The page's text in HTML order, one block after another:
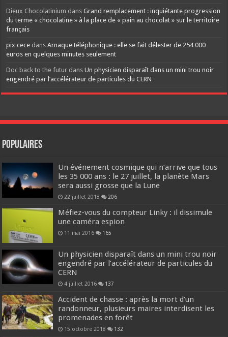
Dieux Chocolatinium dansGrand remplacement : inquiétante progression
du terme « chocolatine » à la place de « pain au chocolat » sur le territoire
français
pix cece dansArnaque téléphonique : elle se fait délester de 254 000
euros en quelques minutes seulement
Doc back to the futur dansUn physicien disparaît dans un mini trou noir
engendré par l’accélérateur de particules du CERN
Populaires
Un événement cosmique qui n’arrive que tous
les 35 000 ans : le 27 juillet, la planète Mars
sera aussi grosse que la Lune
22 juillet 2018 206
Méfiez-vous du compteur Linky : il dissimule
une caméra espion
11 mai 2016 165
Un physicien disparaît dans un mini trou noir
engendré par l’accélérateur de particules du
CERN
4 juillet 2016 137
Accident de chasse : après la mort d’un
randonneur, plusieurs maires interdisent les
promenades en forêt
15 octobre 2018 132